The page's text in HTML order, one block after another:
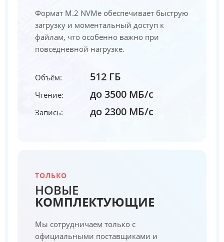
Формат M.2 NVMe обеспечивает быструю
загрузку и моментальный доступ к
файлам, что особенно важно при
повседневной нагрузке.
Объём: 512 ГБ
Чтение: до 3500 МБ/с
Запись: до 2300 МБ/с
ТОЛЬКО
НОВЫЕ
КОМПЛЕКТУЮЩИЕ
Мы сотрудничаем только с
официальными поставщиками и